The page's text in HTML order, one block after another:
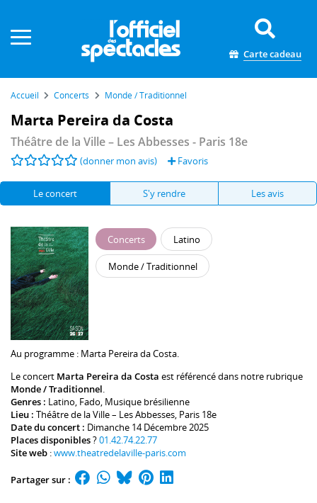
Carte cadeau
Accueil Concerts Monde / Traditionnel
Marta Pereira da Costa
Théâtre de la Ville – Les Abbesses - Paris 18e
(donner mon avis) Favoris
Le concert S'y rendre Les avis
Concerts Latino
Monde / Traditionnel
Au programme : Marta Pereira da Costa
Le concert Marta Pereira da Costa est référencé dans notre rubrique
Monde / Traditionnel.
Genres : Latino, Fado, Musique brésilienne
Lieu : Théâtre de la Ville – Les Abbesses, Paris 18e
Date du concert : Dimanche 14 Décembre 2025
Places disponibles?01.42.74.22.77
Site web :www.theatredelaville-paris.com
Partager sur :